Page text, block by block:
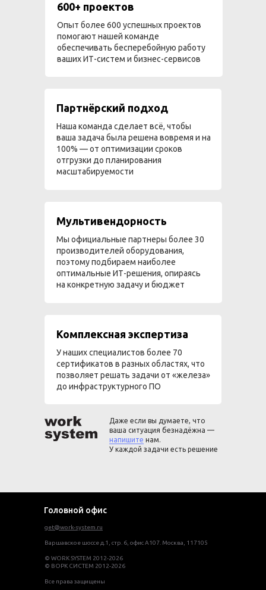
600+ проектов
Опыт более 600 успешных проектов
помогают нашей команде
обеспечивать бесперебойную работу
ваших ИТ-систем и бизнес-сервисов
Мультивендорность
Мы официальные партнеры более 30
производителей оборудования,
поэтому подбираем наиболее
оптимальные ИТ-решения, опираясь
на конкретную задачу и бюджет
Комплексная экспертиза
У наших специалистов более 70
сертификатов в разных областях, что
позволяет решать задачи от «железа»
до инфраструктурного ПО
Партнёрский подход
Наша команда сделает всё, чтобы
ваша задача была решена вовремя и на
100% — от оптимизации сроков
отгрузки до планирования
масштабируемости
Даже если вы думаете, что
ваша ситуация безнадёжна —
напишите нам.
У каждой задачи есть решение
get@work-system.ru
Варшавское шоссе д.1, стр. 6, офис А107. Москва, 117105
© WORK SYSTEM 2012-2026
© ВОРК СИСТЕМ 2012-2026
Все права защищены
Головной офис